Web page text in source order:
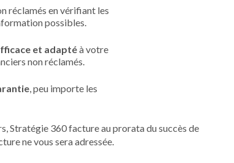
réclamés en vérifiant les
possibles.
et adaptéà votre
non réclamés.
, peu importe les
Stratégie 360 facture au prorata du succès de
ne vous sera adressée.